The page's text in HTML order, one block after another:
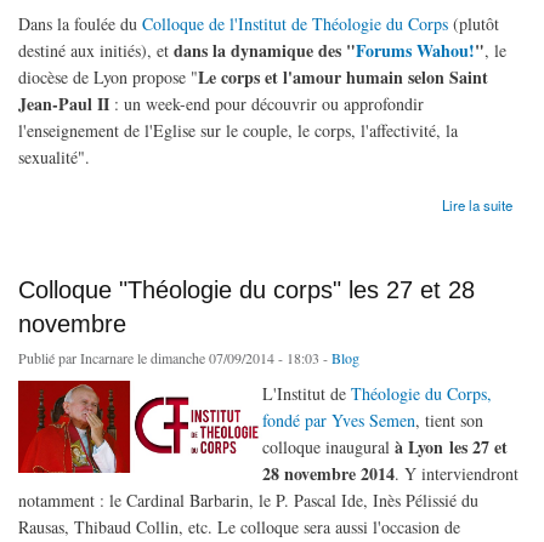
Dans la foulée du Colloque de l'Institut de Théologie du Corps (plutôt
destiné aux initiés), et dans la dynamique des "Forums Wahou!", le
diocèse de Lyon propose "Le corps et l'amour humain selon Saint
Jean-Paul II : un week-end pour découvrir ou approfondir
l'enseignement de l'Eglise sur le couple, le corps, l'affectivité, la
sexualité".
Lire la suite
Colloque "Théologie du corps" les 27 et 28
novembre
Publié parIncarnarele dimanche 07/09/2014 - 18:03 -Blog
L'Institut de Théologie du Corps,
fondé par Yves Semen, tient son
colloque inaugural à Lyon les 27 et
28 novembre 2014. Y interviendront
notamment : le Cardinal Barbarin, le P. Pascal Ide, Inès Pélissié du
Rausas, Thibaud Collin, etc. Le colloque sera aussi l'occasion de